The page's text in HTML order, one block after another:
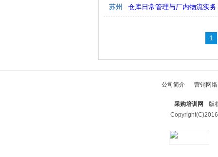
苏州 仓库日常管理与厂内物流实务
1
公司简介 营销网络
采购培训网
版